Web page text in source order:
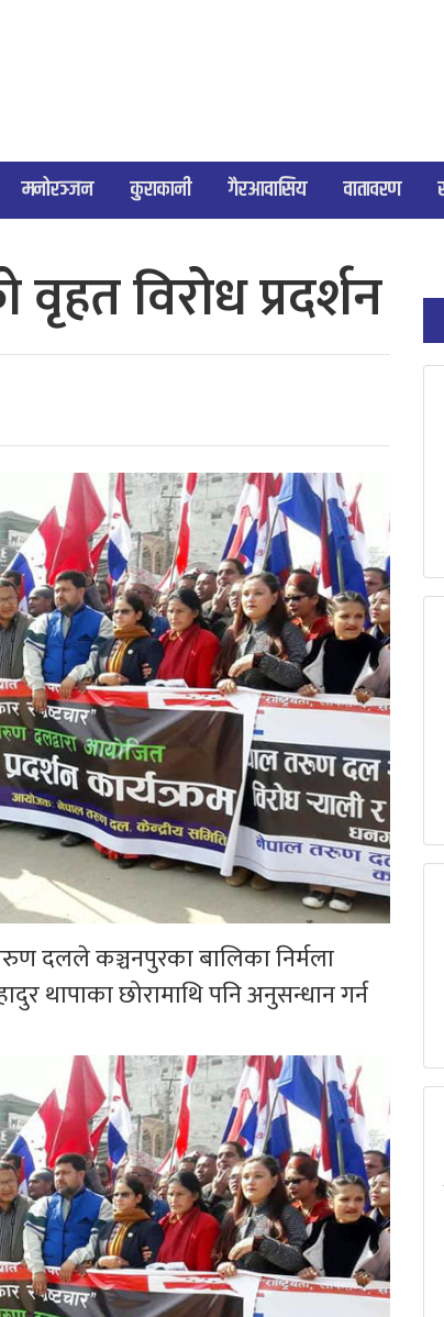
मनोरञ्जन कुराकानी गैरआवासिय वातावरण
विरोध प्रदर्शन
दलले कञ्चनपुरका बालिका निर्मला
थापाका छोरामाथि पनि अनुसन्धान गर्न